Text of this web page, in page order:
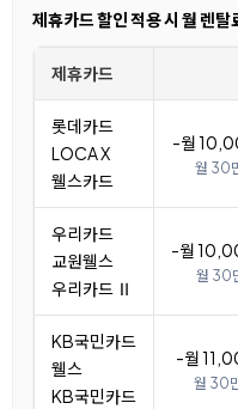
제휴카드 할인 적용 시 월 렌탈
제휴카드
롯데카드
LOCA X
웰스카드
-월
월 30
우리카드
교원웰스
우리카드 Ⅱ
-월
월 30
KB국민카드
웰스
KB국민카드
-월
월 30